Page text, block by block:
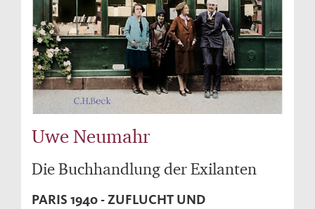
Uwe Neumahr
Die Buchhandlung der Exilanten
PARIS 1940 - ZUFLUCHT UND